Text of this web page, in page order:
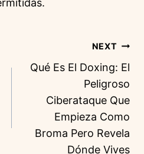
NEXT
Qué Es El Doxing: El
Peligroso
Ciberataque Que
Empieza Como
Broma Pero Revela
Dónde Vives